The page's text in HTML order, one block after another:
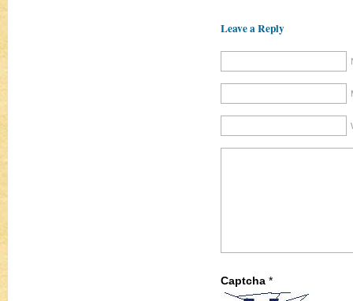
Leave a Reply
Captcha *